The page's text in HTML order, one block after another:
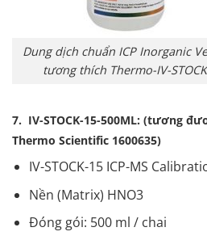
Dung dịch chuẩn ICP Inorganic
tương thích Thermo-IV-
7. IV-STOCK-15-500ML: (tương
Thermo Scientific 1600635)
IV-STOCK-15 ICP-MS
Nền (Matrix) HNO3
Đóng gói: 500 ml / chai